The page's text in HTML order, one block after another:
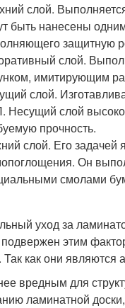
слой.
быть нанесены
защитную
слой.
имитирующим
слой.
Несущий слой
прочность.
слой. Его задачей
Он
смолами
уход за
этим
как они являются
вредным для
ламинатной